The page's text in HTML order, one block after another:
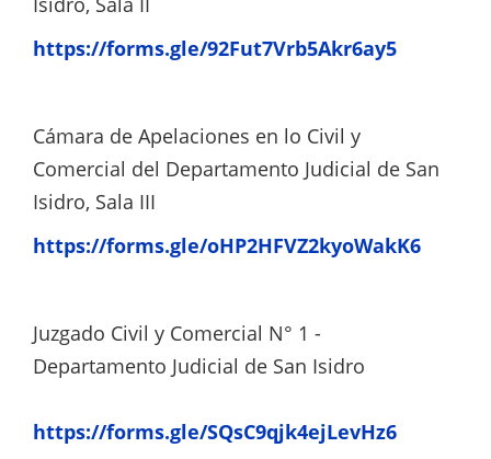
https://forms.gle/92Fut7Vrb5Akr6ay5
Cámara de Apelaciones en lo Civil y
Comercial del Departamento Judicial de San
Isidro, Sala III
https://forms.gle/oHP2HFVZ2kyoWakK6
Juzgado Civil y Comercial N° 1 -
Departamento Judicial de San Isidro
https://forms.gle/SQsC9qjk4ejLevHz6